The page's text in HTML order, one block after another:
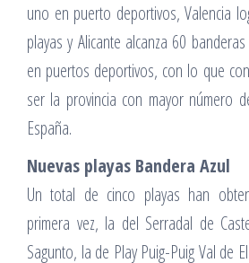
uno en puerto deportivos, Valencia
playas y Alicante alcanza 60
en puertos deportivos, con lo que
ser la provincia con mayor número
España.
Nuevas playas Bandera Azul
Un total de cinco playas han
primera vez, la del Serradal de
Sagunto, la de Play Puig-Puig Val de